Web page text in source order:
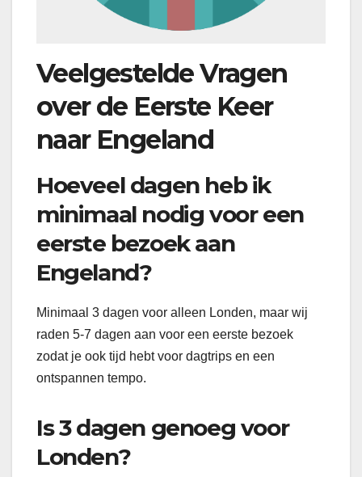
Veelgestelde Vragen
over de Eerste Keer
naar Engeland
Hoeveel dagen heb ik
minimaal nodig voor een
eerste bezoek aan
Engeland?
Minimaal 3 dagen voor alleen Londen, maar wij
raden 5-7 dagen aan voor een eerste bezoek
zodat je ook tijd hebt voor dagtrips en een
ontspannen tempo.
Is 3 dagen genoeg voor
Londen?